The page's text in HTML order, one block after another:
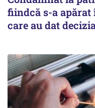
fiindcă s-a
care au dat